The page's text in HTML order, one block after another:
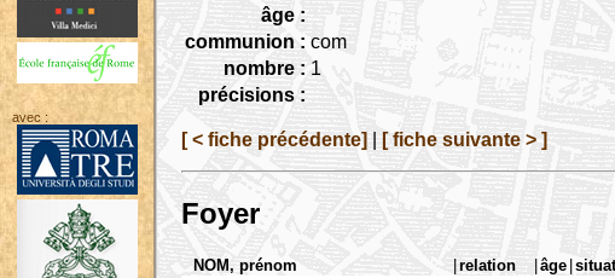
avec :
âge :
communion : com
nombre : 1
précisions :
[ < fiche précédente] [ fiche suivante > ]
Foyer
NOM, prénom | relation |âge |